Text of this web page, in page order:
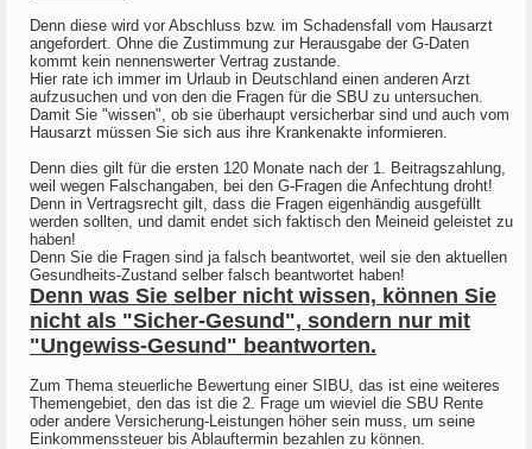
Denn diese wird vor Abschluss bzw. im Schadensfall vom Hausarzt
angefordert. Ohne die Zustimmung zur Herausgabe der G-Daten
kommt kein nennenswerter Vertrag zustande.
Hier rate ich immer im Urlaub in Deutschland einen anderen Arzt
aufzusuchen und von den die Fragen für die SBU zu untersuchen.
Damit Sie "wissen", ob sie überhaupt versicherbar sind und auch vom
Hausarzt müssen Sie sich aus ihre Krankenakte informieren.
Denn dies gilt für die ersten 120 Monate nach der 1. Beitragszahlung,
weil wegen Falschangaben, bei den G-Fragen die Anfechtung droht!
Denn in Vertragsrecht gilt, dass die Fragen eigenhändig ausgefüllt
werden sollten, und damit endet sich faktisch den Meineid geleistet zu
haben!
Denn Sie die Fragen sind ja falsch beantwortet, weil sie den aktuellen
Gesundheits-Zustand selber falsch beantwortet haben!
Denn was Sie selber nicht wissen, können Sie
nicht als "Sicher-Gesund", sondern nur mit
"Ungewiss-Gesund" beantworten.
Zum Thema steuerliche Bewertung einer SIBU, das ist eine weiteres
Themengebiet, den das ist die 2. Frage um wieviel die SBU Rente
oder andere Versicherung-Leistungen höher sein muss, um seine
Einkommenssteuer bis Ablauftermin bezahlen zu können.